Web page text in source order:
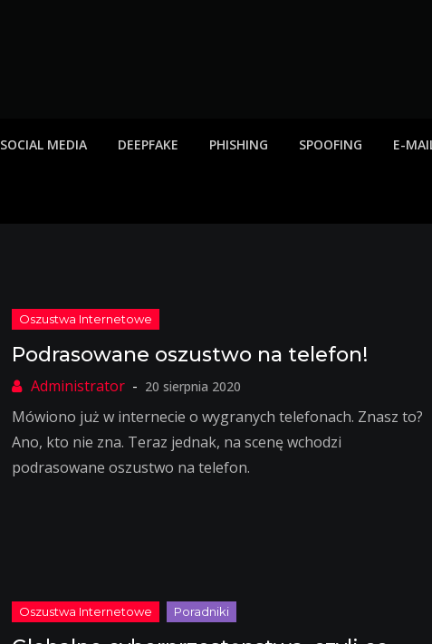
SOCIAL MEDIA DEEPFAKE PHISHING SPOOFING E-
Podrasowane oszustwo na telefon!
20 sierpnia 2020
Mówiono już w internecie o wygranych telefonach. Znasz to?
Ano, kto nie zna. Teraz jednak, na scenę wchodzi
podrasowane oszustwo na telefon.